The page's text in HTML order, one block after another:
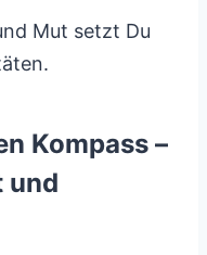
Mut setzt Du
Kompass –
und